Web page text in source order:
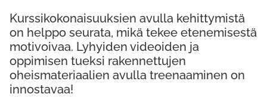
Kurssikokonaisuuksien avulla kehittymistä
on helppo seurata, mikä tekee etenemisestä
motivoivaa. Lyhyiden videoiden ja
oppimisen tueksi rakennettujen
oheismateriaalien avulla treenaaminen on
innostavaa!